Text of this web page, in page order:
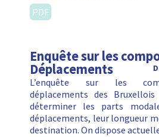
PDF
Enquête sur les
Déplacements
L’enquête sur les
déplacements des
déterminer les parts
déplacements, leur longueur
destination. On dispose